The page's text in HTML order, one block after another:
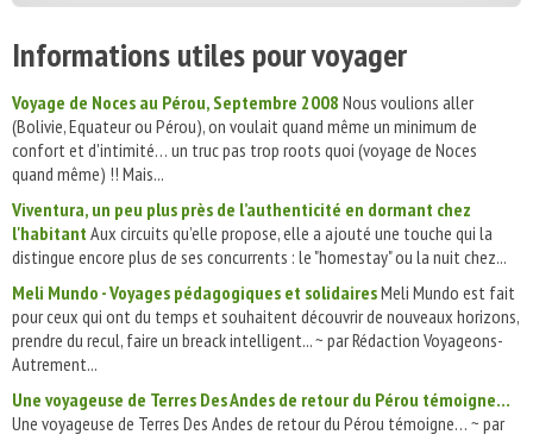
Informations utiles pour voyager
Voyage de Noces au Pérou, Septembre 2008 Nous voulions aller
(Bolivie, Equateur ou Pérou), on voulait quand même un minimum de
confort et d'intimité… un truc pas trop roots quoi (voyage de Noces
quand même) !! Mais...
Viventura, un peu plus près de l’authenticité en dormant chez
l'habitant Aux circuits qu’elle propose, elle a ajouté une touche qui la
distingue encore plus de ses concurrents : le "homestay" ou la nuit chez...
Meli Mundo - Voyages pédagogiques et solidairesMeli Mundo est fait
pour ceux qui ont du temps et souhaitent découvrir de nouveaux horizons,
prendre du recul, faire un breack intelligent... ~ par Rédaction Voyageons-
Autrement...
Une voyageuse de Terres Des Andes de retour du Pérou témoigne…
Une voyageuse de Terres Des Andes de retour du Pérou témoigne… ~ par